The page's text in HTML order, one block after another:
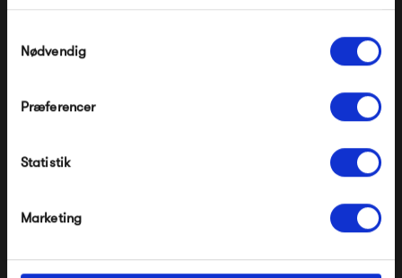
Nødvendig
Præferencer
Statistik
MarketingPappelina Bob
1 475,00 kr
Pappelina Belle
875,00 kr
Gælder ikke på produkter fra Fermob, File Under
*Ved at tilmelde dig accepterer du at modtage e-